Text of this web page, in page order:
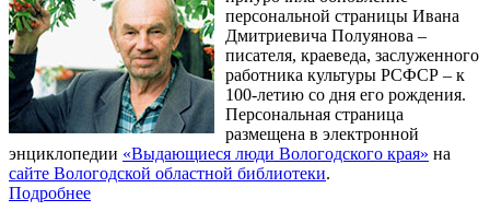
персональной страницы Ивана
Дмитриевича Полуянова –
писателя, краеведа, заслуженного
работника культуры РСФСР – к
100‑летию со дня его рождения.
Персональная страница
размещена в электронной
энциклопедии «Выдающиеся люди Вологодского края» на
сайте Вологодской областной библиотеки.
Подробнее